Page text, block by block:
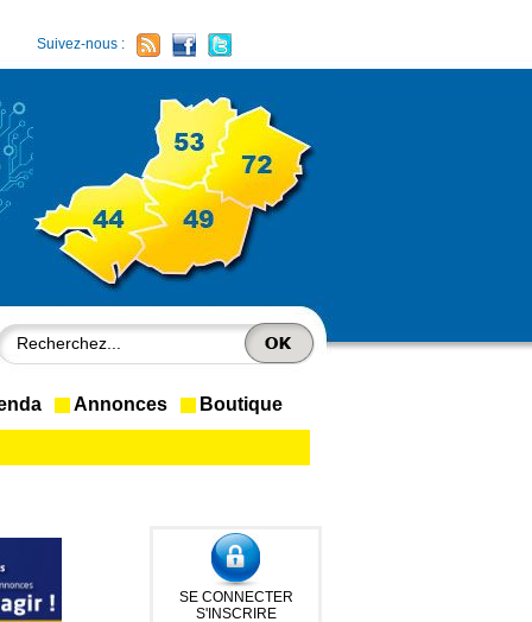
Suivez-nous :
Annonces Boutique
SE CONNECTER
S'INSCRIRE